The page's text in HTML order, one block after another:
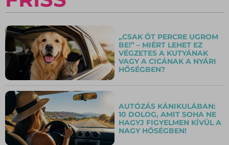
„CSAK ÖT PERCRE UGROM
BE!” – MIÉRT LEHET EZ
VÉGZETES A KUTYÁNAK
VAGY A CICÁNAK A NYÁRI
HŐSÉGBEN?
AUTÓZÁS KÁNIKULÁBAN:
10 DOLOG, AMIT SOHA NE
HAGYJ FIGYELMEN KÍVÜL A
NAGY HŐSÉGBEN!